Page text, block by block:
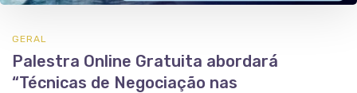
GERAL
Palestra Online Gratuita abordará
“Técnicas de Negociação nas